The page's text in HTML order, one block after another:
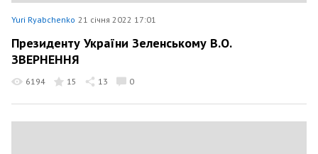
Yuri Ryabchenko 21 січня 2022 17:01
Президенту України Зеленському В.О.
ЗВЕРНЕННЯ
6194 15 13 0